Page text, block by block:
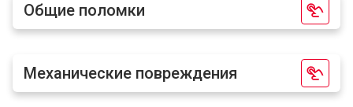
Общие поломки
Механические повреждения